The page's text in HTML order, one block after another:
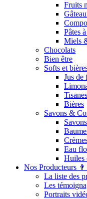
Fruits
Pâtes
Miels
Chocolats
Bien être
Softs et
Jus de
Tisanes
Bières
Savons &
Eau
Huiles
Nos Producteurs
La liste des
Les
Portraits